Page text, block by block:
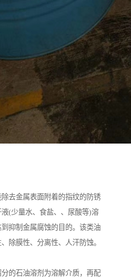
去金属表面附着的指纹的防锈
(少量水、食盐、、尿酸等)溶
抑制金属腐蚀的目的。该类油
除膜性、分离性、人汗防蚀。
的石油溶剂为溶解介质，再配